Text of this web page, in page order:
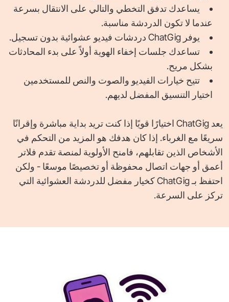
يساعدك تدفق التخطي والتالي على الانتقال بسرعة
عندما لا تكون الدردشة مناسبة.
يوفر ChatGig دردشات فيديو عشوائية بدون تسجيل.
تساعدك جلسات إخفاء الهوية أولاً على بدء المحادثات
بشكل مريح.
تتيح خيارات الفيديو والصوت والنص للمستخدمين
اختيار التنسيق المفضل لديهم.
يعد ChatGig اختيارًا قويًا إذا كنت تريد بداية مباشرة وإقرانًا
سريعًا مع الغرباء. إذا كان هدفك هو المزيد من التحكم في
الأشخاص الذين تقابلهم، فامنح الأولوية لمنصة تقدم فلاتر
أعمق أو جهات اتصال محفوظة أو تخصيصًا موسعًا - ولكن
احتفظ بـ ChatGig كخيار مفضل للدردشة العشوائية التي
تركز على السرعة.